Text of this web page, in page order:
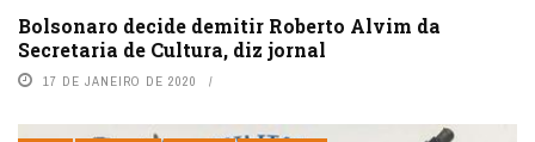
Bolsonaro decide demitir Roberto Alvim da
Secretaria de Cultura, diz jornal
17 DE JANEIRO DE 2020